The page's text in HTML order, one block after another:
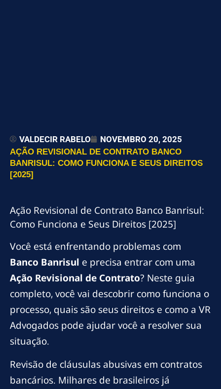
VALDECIR RABELO NOVEMBRO 20, 2025
AÇÃO REVISIONAL DE CONTRATO BANCO
BANRISUL: COMO FUNCIONA E SEUS DIREITOS
[2025]
Ação Revisional de Contrato Banco Banrisul:
Como Funciona e Seus Direitos [2025]
Você está enfrentando problemas com
Banco Banrisul e precisa entrar com uma
Ação Revisional de Contrato? Neste guia
completo, você vai descobrir como funciona o
processo, quais são seus direitos e como a VR
Advogados pode ajudar você a resolver sua
situação.
Revisão de cláusulas abusivas em contratos
bancários. Milhares de brasileiros já